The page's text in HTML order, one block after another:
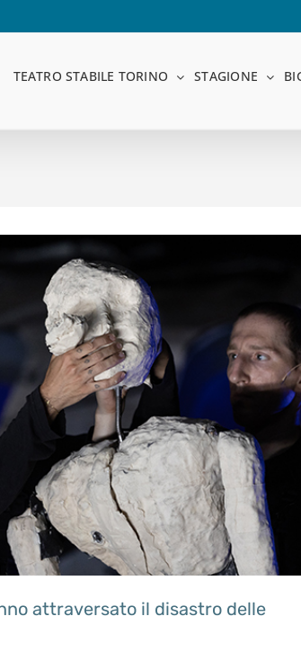
TEATRO STABILE TORINO STAGIONE
attraversato il disastro delle